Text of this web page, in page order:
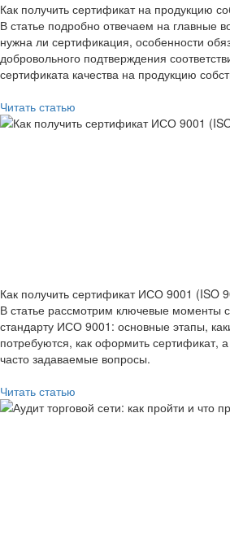
Как получить сертификат на продукцию
В статье подробно отвечаем на главные
нужна ли сертификация, особенности
добровольного подтверждения
сертификата качества на продукцию
Читать статью
Как получить сертификат ИСО 9001 (ISO
В статье рассмотрим ключевые моменты
стандарту ИСО 9001: основные этапы,
потребуются, как оформить сертификат,
часто задаваемые вопросы.
Читать статью